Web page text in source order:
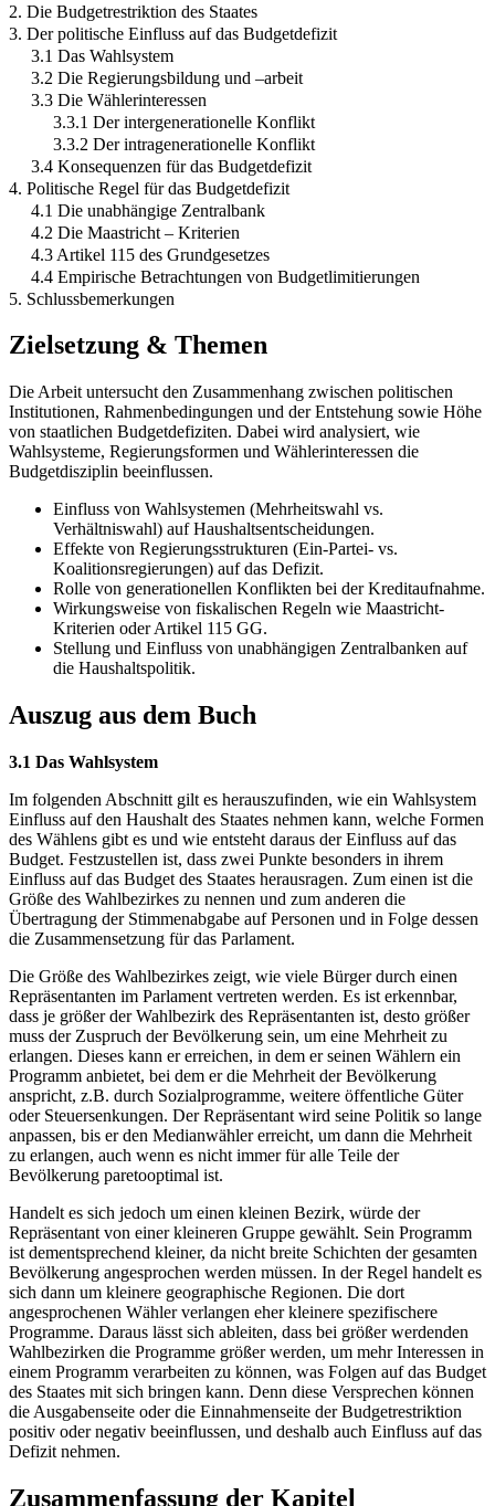
2. Die Budgetrestriktion des Staates
3. Der politische Einfluss auf das Budgetdefizit
3.1 Das Wahlsystem
3.2 Die Regierungsbildung und –arbeit
3.3 Die Wählerinteressen
3.3.1 Der intergenerationelle Konflikt
3.3.2 Der intragenerationelle Konflikt
3.4 Konsequenzen für das Budgetdefizit
4. Politische Regel für das Budgetdefizit
4.1 Die unabhängige Zentralbank
4.2 Die Maastricht – Kriterien
4.3 Artikel 115 des Grundgesetzes
4.4 Empirische Betrachtungen von Budgetlimitierungen
5. Schlussbemerkungen
Zielsetzung & Themen
Die Arbeit untersucht den Zusammenhang zwischen politischen
Institutionen, Rahmenbedingungen und der Entstehung sowie Höhe
von staatlichen Budgetdefiziten. Dabei wird analysiert, wie
Wahlsysteme, Regierungsformen und Wählerinteressen die
Budgetdisziplin beeinflussen.
Einfluss von Wahlsystemen (Mehrheitswahl vs.
Verhältniswahl) auf Haushaltsentscheidungen.
Effekte von Regierungsstrukturen (Ein-Partei- vs.
Koalitionsregierungen) auf das Defizit.
Rolle von generationellen Konflikten bei der Kreditaufnahme.
Wirkungsweise von fiskalischen Regeln wie Maastricht-
Kriterien oder Artikel 115 GG.
Stellung und Einfluss von unabhängigen Zentralbanken auf
die Haushaltspolitik.
Auszug aus dem Buch
3.1 Das Wahlsystem
Im folgenden Abschnitt gilt es herauszufinden, wie ein Wahlsystem
Einfluss auf den Haushalt des Staates nehmen kann, welche Formen
des Wählens gibt es und wie entsteht daraus der Einfluss auf das
Budget. Festzustellen ist, dass zwei Punkte besonders in ihrem
Einfluss auf das Budget des Staates herausragen. Zum einen ist die
Größe des Wahlbezirkes zu nennen und zum anderen die
Übertragung der Stimmenabgabe auf Personen und in Folge dessen
die Zusammensetzung für das Parlament.
Die Größe des Wahlbezirkes zeigt, wie viele Bürger durch einen
Repräsentanten im Parlament vertreten werden. Es ist erkennbar,
dass je größer der Wahlbezirk des Repräsentanten ist, desto größer
muss der Zuspruch der Bevölkerung sein, um eine Mehrheit zu
erlangen. Dieses kann er erreichen, in dem er seinen Wählern ein
Programm anbietet, bei dem er die Mehrheit der Bevölkerung
anspricht, z.B. durch Sozialprogramme, weitere öffentliche Güter
oder Steuersenkungen. Der Repräsentant wird seine Politik so lange
anpassen, bis er den Medianwähler erreicht, um dann die Mehrheit
zu erlangen, auch wenn es nicht immer für alle Teile der
Bevölkerung paretooptimal ist.
Handelt es sich jedoch um einen kleinen Bezirk, würde der
Repräsentant von einer kleineren Gruppe gewählt. Sein Programm
ist dementsprechend kleiner, da nicht breite Schichten der gesamten
Bevölkerung angesprochen werden müssen. In der Regel handelt es
sich dann um kleinere geographische Regionen. Die dort
angesprochenen Wähler verlangen eher kleinere spezifischere
Programme. Daraus lässt sich ableiten, dass bei größer werdenden
Wahlbezirken die Programme größer werden, um mehr Interessen in
einem Programm verarbeiten zu können, was Folgen auf das Budget
des Staates mit sich bringen kann. Denn diese Versprechen können
die Ausgabenseite oder die Einnahmenseite der Budgetrestriktion
positiv oder negativ beeinflussen, und deshalb auch Einfluss auf das
Defizit nehmen.
Zusammenfassung der Kapitel